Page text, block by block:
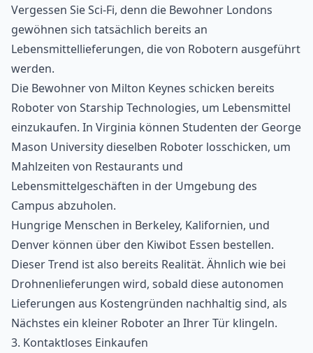
Vergessen Sie Sci-Fi, denn die Bewohner Londons
gewöhnen sich tatsächlich bereits an
Lebensmittellieferungen, die von Robotern ausgeführt
werden.
Die Bewohner von Milton Keynes schicken bereits
Roboter von Starship Technologies, um Lebensmittel
einzukaufen. In Virginia können Studenten der George
Mason University dieselben Roboter losschicken, um
Mahlzeiten von Restaurants und
Lebensmittelgeschäften in der Umgebung des
Campus abzuholen.
Hungrige Menschen in Berkeley, Kalifornien, und
Denver können über den Kiwibot Essen bestellen.
Dieser Trend ist also bereits Realität. Ähnlich wie bei
Drohnenlieferungen wird, sobald diese autonomen
Lieferungen aus Kostengründen nachhaltig sind, als
Nächstes ein kleiner Roboter an Ihrer Tür klingeln.
3. Kontaktloses Einkaufen